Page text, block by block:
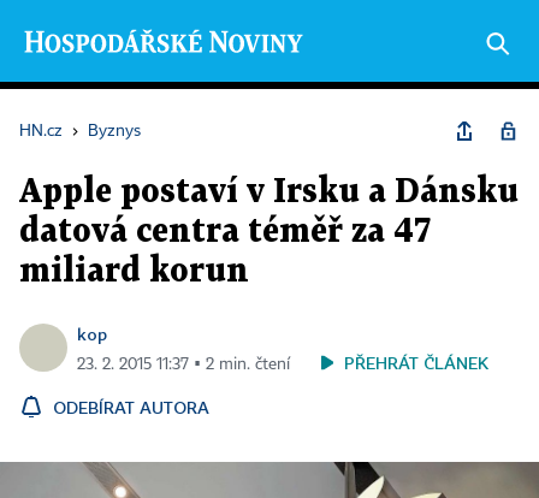
HN.cz › Byznys
Apple postaví v Irsku a Dánsku
datová centra téměř za 47
miliard korun
kop
23. 2. 2015 11:37 ▪ 2 min. čtení PŘEHRÁT ČLÁNEK
ODEBÍRAT AUTORA